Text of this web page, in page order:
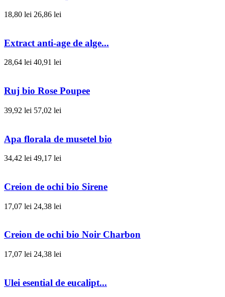
18,80 lei 26,86 lei
Extract anti-age de alge...
28,64 lei 40,91 lei
Ruj bio Rose Poupee
39,92 lei 57,02 lei
Apa florala de musetel bio
34,42 lei 49,17 lei
Creion de ochi bio Sirene
17,07 lei 24,38 lei
Creion de ochi bio Noir Charbon
17,07 lei 24,38 lei
Ulei esential de eucalipt...